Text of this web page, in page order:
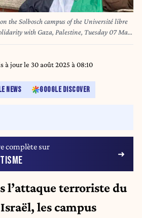
the Solbosch campus of the Université libre
with Gaza, Palestine, Tuesday 07 May
à jour le 30 août 2025 à 08:10
NEWS GOOGLE DISCOVER
complète sur
l’attaque terroriste du
les campus